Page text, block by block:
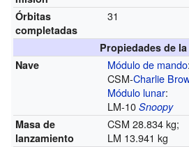
Órbitas
completadas
31
Propiedades de
Nave
Módulo de mando:
CSM-Charlie
Módulo lunar:
LM-10Snoopy
Masa de
lanzamiento
CSM 28.834 kg;
LM 13.941 kg